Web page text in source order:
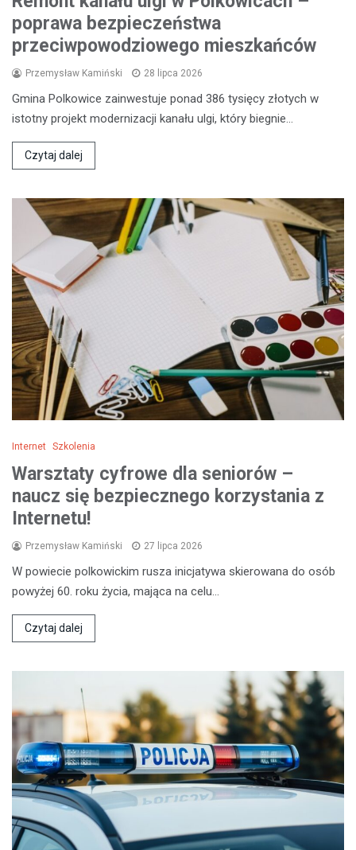
poprawa bezpieczeństwa
przeciwpowodziowego mieszkańców
Przemysław Kamiński 28 lipca 2026
Gmina Polkowice zainwestuje ponad 386 tysięcy złotych w
istotny projekt modernizacji kanału ulgi, który biegnie…
Czytaj dalej
Internet Szkolenia
Warsztaty cyfrowe dla seniorów –
naucz się bezpiecznego korzystania z
Internetu!
Przemysław Kamiński 27 lipca 2026
W powiecie polkowickim rusza inicjatywa skierowana do osób
powyżej 60. roku życia, mająca na celu…
Czytaj dalej